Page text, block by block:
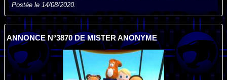
Postée le 14/08/2020.
ANNONCE N°3870 DE MISTER ANONYME